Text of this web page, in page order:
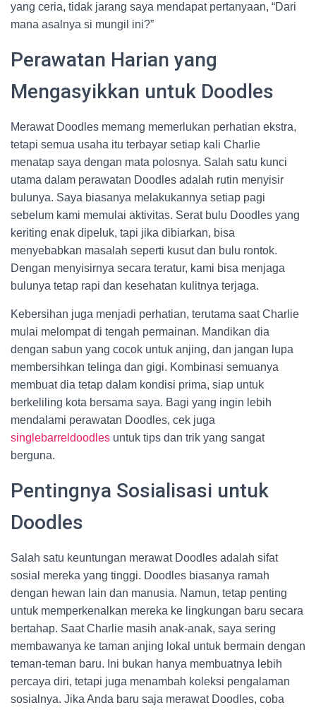
yang ceria, tidak jarang saya mendapat pertanyaan, “Dari
mana asalnya si mungil ini?”
Perawatan Harian yang
Mengasyikkan untuk Doodles
Merawat Doodles memang memerlukan perhatian ekstra,
tetapi semua usaha itu terbayar setiap kali Charlie
menatap saya dengan mata polosnya. Salah satu kunci
utama dalam perawatan Doodles adalah rutin menyisir
bulunya. Saya biasanya melakukannya setiap pagi
sebelum kami memulai aktivitas. Serat bulu Doodles yang
keriting enak dipeluk, tapi jika dibiarkan, bisa
menyebabkan masalah seperti kusut dan bulu rontok.
Dengan menyisirnya secara teratur, kami bisa menjaga
bulunya tetap rapi dan kesehatan kulitnya terjaga.
Kebersihan juga menjadi perhatian, terutama saat Charlie
mulai melompat di tengah permainan. Mandikan dia
dengan sabun yang cocok untuk anjing, dan jangan lupa
membersihkan telinga dan gigi. Kombinasi semuanya
membuat dia tetap dalam kondisi prima, siap untuk
berkeliling kota bersama saya. Bagi yang ingin lebih
mendalami perawatan Doodles, cek juga
singlebarreldoodles untuk tips dan trik yang sangat
berguna.
Pentingnya Sosialisasi untuk
Doodles
Salah satu keuntungan merawat Doodles adalah sifat
sosial mereka yang tinggi. Doodles biasanya ramah
dengan hewan lain dan manusia. Namun, tetap penting
untuk memperkenalkan mereka ke lingkungan baru secara
bertahap. Saat Charlie masih anak-anak, saya sering
membawanya ke taman anjing lokal untuk bermain dengan
teman-teman baru. Ini bukan hanya membuatnya lebih
percaya diri, tetapi juga menambah koleksi pengalaman
sosialnya. Jika Anda baru saja merawat Doodles, coba